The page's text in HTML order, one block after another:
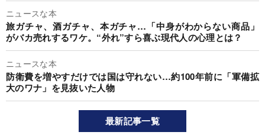
ニュースな本
旅ガチャ、酒ガチャ、本ガチャ…「中身がわからない商品」
がバカ売れするワケ。“外れ”すら喜ぶ現代人の心理とは？
ニュースな本
防衛費を増やすだけでは国は守れない…約100年前に「軍備拡
大のワナ」を見抜いた人物
最新記事一覧